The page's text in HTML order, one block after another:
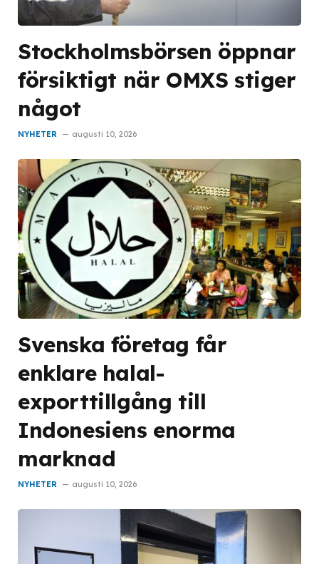
Stockholmsbörsen öppnar
försiktigt när OMXS stiger
något
NYHETER augusti 10, 2026
Svenska företag får
enklare halal-
exporttillgång till
Indonesiens enorma
marknad
NYHETER augusti 10, 2026